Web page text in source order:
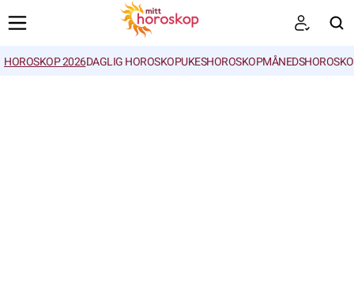
HOROSKOP 2026DAGLIG HOROSKOPUKESHOROSKOP